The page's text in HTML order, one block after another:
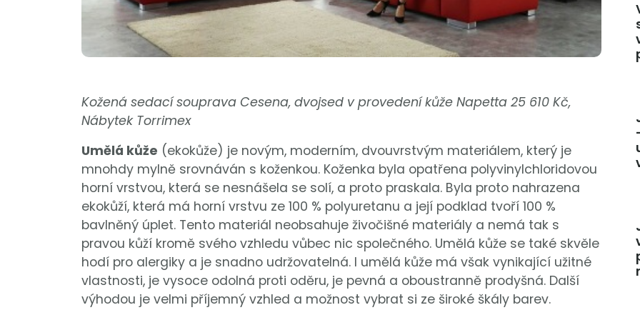
Kožená sedací souprava Cesena, dvojsed v provedení kůže Napetta 25 610 Kč,
Nábytek Torrimex
Umělá kůže (ekokůže) je novým, moderním, dvouvrstvým materiálem, který je
mnohdy mylně srovnáván s koženkou. Koženka byla opatřena polyvinylchloridovou
horní vrstvou, která se nesnášela se solí, a proto praskala. Byla proto nahrazena
ekokůží, která má horní vrstvu ze 100 % polyuretanu a její podklad tvoří 100 %
bavlněný úplet. Tento materiál neobsahuje živočišné materiály a nemá tak s
pravou kůží kromě svého vzhledu vůbec nic společného. Umělá kůže se také skvěle
hodí pro alergiky a je snadno udržovatelná. I umělá kůže má však vynikající užitné
vlastnosti, je vysoce odolná proti oděru, je pevná a oboustranně prodyšná. Další
výhodou je velmi příjemný vzhled a možnost vybrat si ze široké škály barev.